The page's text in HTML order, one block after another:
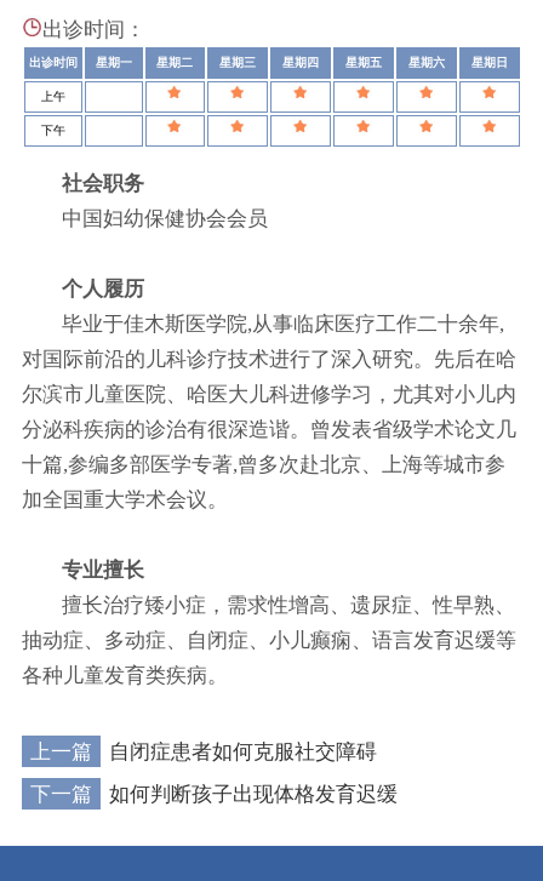
出诊时间：
出诊时间 星期一 星期二 星期三 星期四 星期五 星期六 星期日
上午
下午
社会职务
中国妇幼保健协会会员
个人履历
毕业于佳木斯医学院,从事临床医疗工作二十余年,
对国际前沿的儿科诊疗技术进行了深入研究。先后在哈
尔滨市儿童医院、哈医大儿科进修学习，尤其对小儿内
分泌科疾病的诊治有很深造谐。曾发表省级学术论文几
十篇,参编多部医学专著,曾多次赴北京、上海等城市参
加全国重大学术会议。
专业擅长
擅长治疗矮小症，需求性增高、遗尿症、性早熟、
抽动症、多动症、自闭症、小儿癫痫、语言发育迟缓等
各种儿童发育类疾病。
上一篇
自闭症患者如何克服社交障碍
下一篇
如何判断孩子出现体格发育迟缓